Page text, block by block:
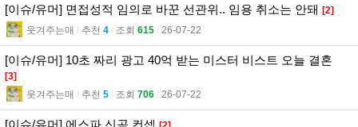
[이슈/유머] 면접성적 임의로 바꾼 선관위.. 임용 취소는 안돼 [2]
웃겨주는매 l 추천 4 l 조회 615 l 26-07-22
[이슈/유머] 10초 짜리 광고 40억 받는 미스터 비스트 오늘 결혼
[3]
웃겨주는매 l 추천 5 l 조회 706 l 26-07-22
[이슈/유머] 에스파 신곡 컨셉